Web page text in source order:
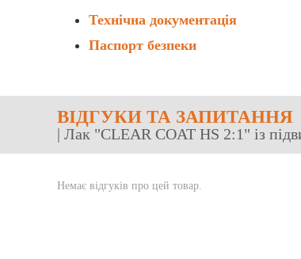
Технічна документація
Паспорт безпеки
ВІДГУКИ ТА ЗАПИТАННЯ
| Лак "CLEAR COAT HS 2:1" із
Немає відгуків про цей товар.